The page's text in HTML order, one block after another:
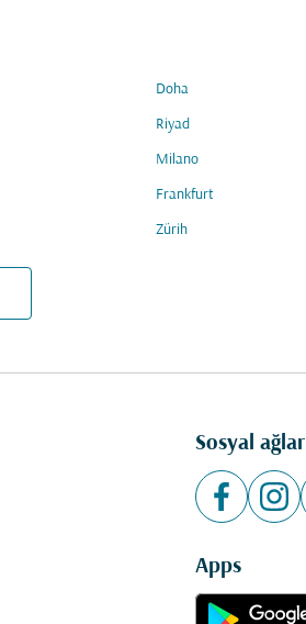
Doha
Riyad
Milano
Frankfurt
Zürih
Sosyal ağlar
Apps